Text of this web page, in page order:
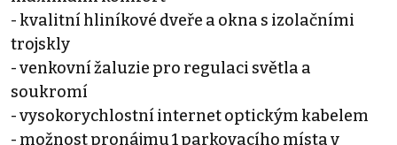
- kvalitní hliníkové dveře a okna s izolačními
trojskly
- venkovní žaluzie pro regulaci světla a
soukromí
- vysokorychlostní internet optickým kabelem
- možnost pronájmu 1 parkovacího místa v